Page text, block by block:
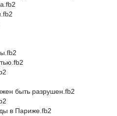
быть разрушен.fb2
в Париже.fb2